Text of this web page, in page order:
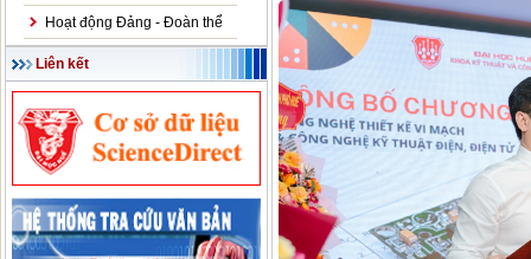
Hoạt động Đảng - Đoàn thể
Liên kết